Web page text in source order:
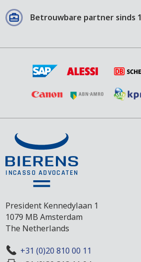
Betrouwbare partner sinds
President Kennedylaan 1
1079 MB Amsterdam
The Netherlands
+31 (0)20 810 00 11